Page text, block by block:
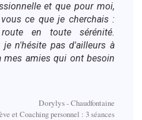
et que pour moi,
ce que je cherchais :
en toute sérénité.
je n'hésite pas d'ailleurs à
mes amies qui ont besoin
Dorylys- Chaudfontaine
et Coaching personnel : 3 séances